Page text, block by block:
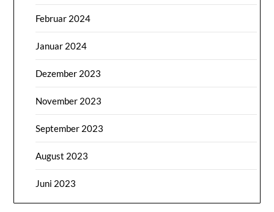
Februar 2024
Januar 2024
Dezember 2023
November 2023
September 2023
August 2023
Juni 2023